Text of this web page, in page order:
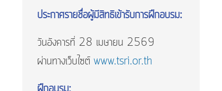
ประกาศรายชื่อผู้มีสิทธิเข้ารับการฝึกอบรม:
วันอังคารที่ 28 เมษายน 2569
ผ่านทางเว็บไซต์ www.tsri.or.th